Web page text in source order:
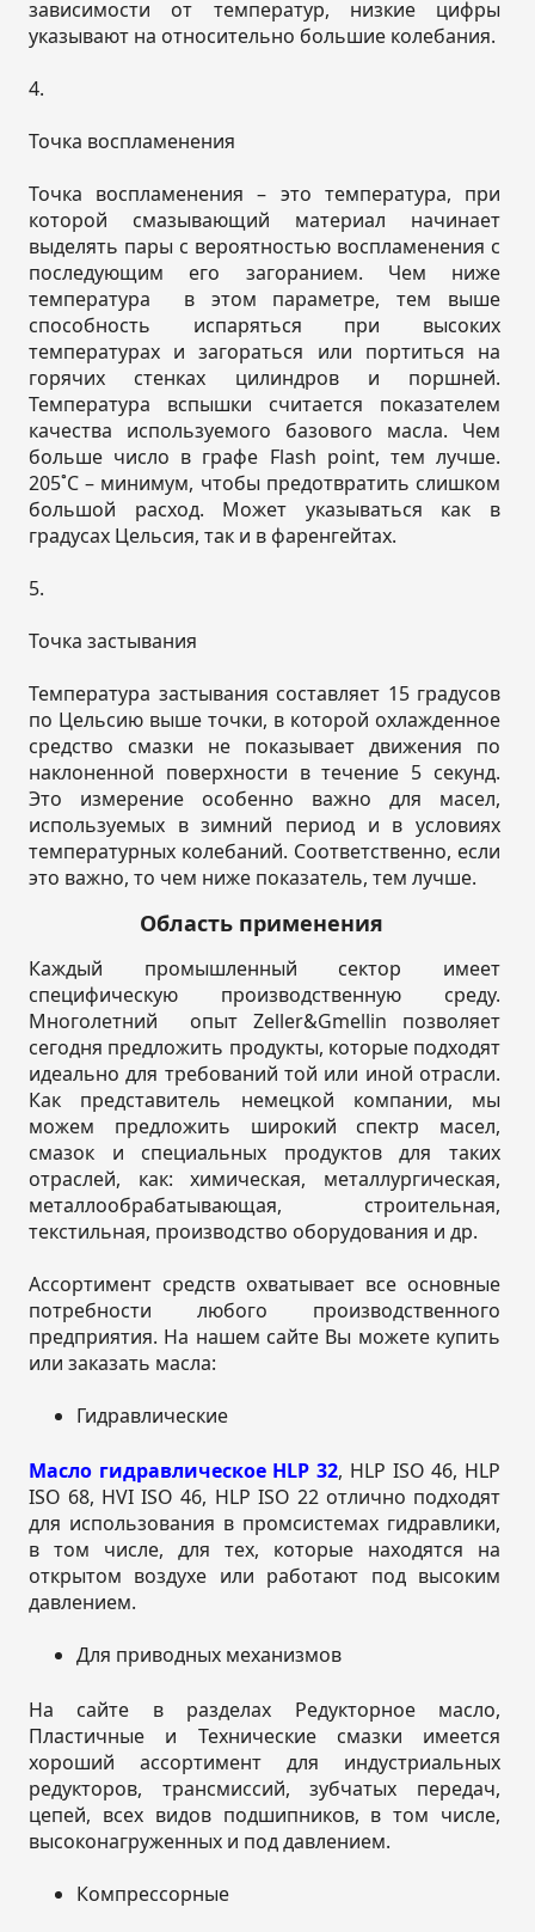
зависимости от температур, низкие цифры
указывают на относительно большие колебания.
4.
Точка воспламенения
Точка воспламенения – это температура, при
которой смазывающий материал начинает
выделять пары c вероятностью воспламенения с
последующим его загоранием. Чем ниже
температура в этом параметре, тем выше
способность испаряться при высоких
температурах и загораться или портиться на
горячих стенках цилиндров и поршней.
Температура вспышки считается показателем
качества используемого базового масла. Чем
больше число в графе Flash point, тем лучше.
205˚С – минимум, чтобы предотвратить слишком
большой расход. Может указываться как в
градусах Цельсия, так и в фаренгейтах.
5.
Точка застывания
Температура застывания составляет 15 градусов
по Цельсию выше точки, в которой охлажденное
средство смазки не показывает движения по
наклоненной поверхности в течение 5 секунд.
Это измерение особенно важно для масел,
используемых в зимний период и в условиях
температурных колебаний. Соответственно, если
это важно, то чем ниже показатель, тем лучше.
Область применения
Каждый промышленный сектор имеет
специфическую производственную среду.
Многолетний опыт Zeller&Gmellin позволяет
сегодня предложить продукты, которые подходят
идеально для требований той или иной отрасли.
Как представитель немецкой компании, мы
можем предложить широкий спектр масел,
смазок и специальных продуктов для таких
отраслей, как: химическая, металлургическая,
металлообрабатывающая, строительная,
текстильная, производство оборудования и др.
Ассортимент средств охватывает все основные
потребности любого производственного
предприятия. На нашем сайте Вы можете купить
или заказать масла:
Гидравлические
Масло гидравлическое HLP 32, HLP ISO 46, HLP
ISO 68, HVI ISO 46, HLP ISO 22 отлично подходят
для использования в промсистемах гидравлики,
в том числе, для тех, которые находятся на
открытом воздухе или работают под высоким
давлением.
Для приводных механизмов
На сайте в разделах Редукторное масло,
Пластичные и Технические смазки имеется
хороший ассортимент для индустриальных
редукторов, трансмиссий, зубчатых передач,
цепей, всех видов подшипников, в том числе,
высоконагруженных и под давлением.
Компрессорные